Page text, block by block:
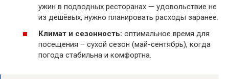
ужин в подводных ресторанах — удовольствие не
из дешёвых, нужно планировать расходы заранее.
Климат и сезонность: оптимальное время для
посещения – сухой сезон (май-сентябрь), когда
погода стабильна и комфортна.